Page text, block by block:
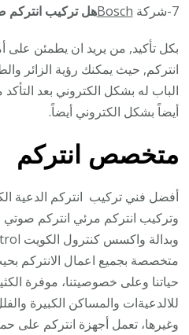
7-شركة
Boschهل تركيب انتركم
بكل تأكيد, من يريد ان يطمئن على
انتركم, حيث يمكنك رؤية الزائر
الباب له بشكل الكتروني بعد
أيضاً بشكل الكتروني أيضاً.
متخصص انتركم
أفضل فني تركيب انتركم الدعية
وتركيب انتركم مرئي انتركم صوتي
متخصصة بجميع اعمال الانتركم
حياتنا وعلى خصوصيتنا، موفرة
للالدعيةات والمساكن الكبيرة
وغيرها، تعمل أجهزة انتركم على